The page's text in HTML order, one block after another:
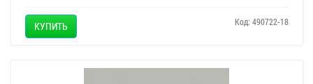
КУПИТЬ Код: 490722-18